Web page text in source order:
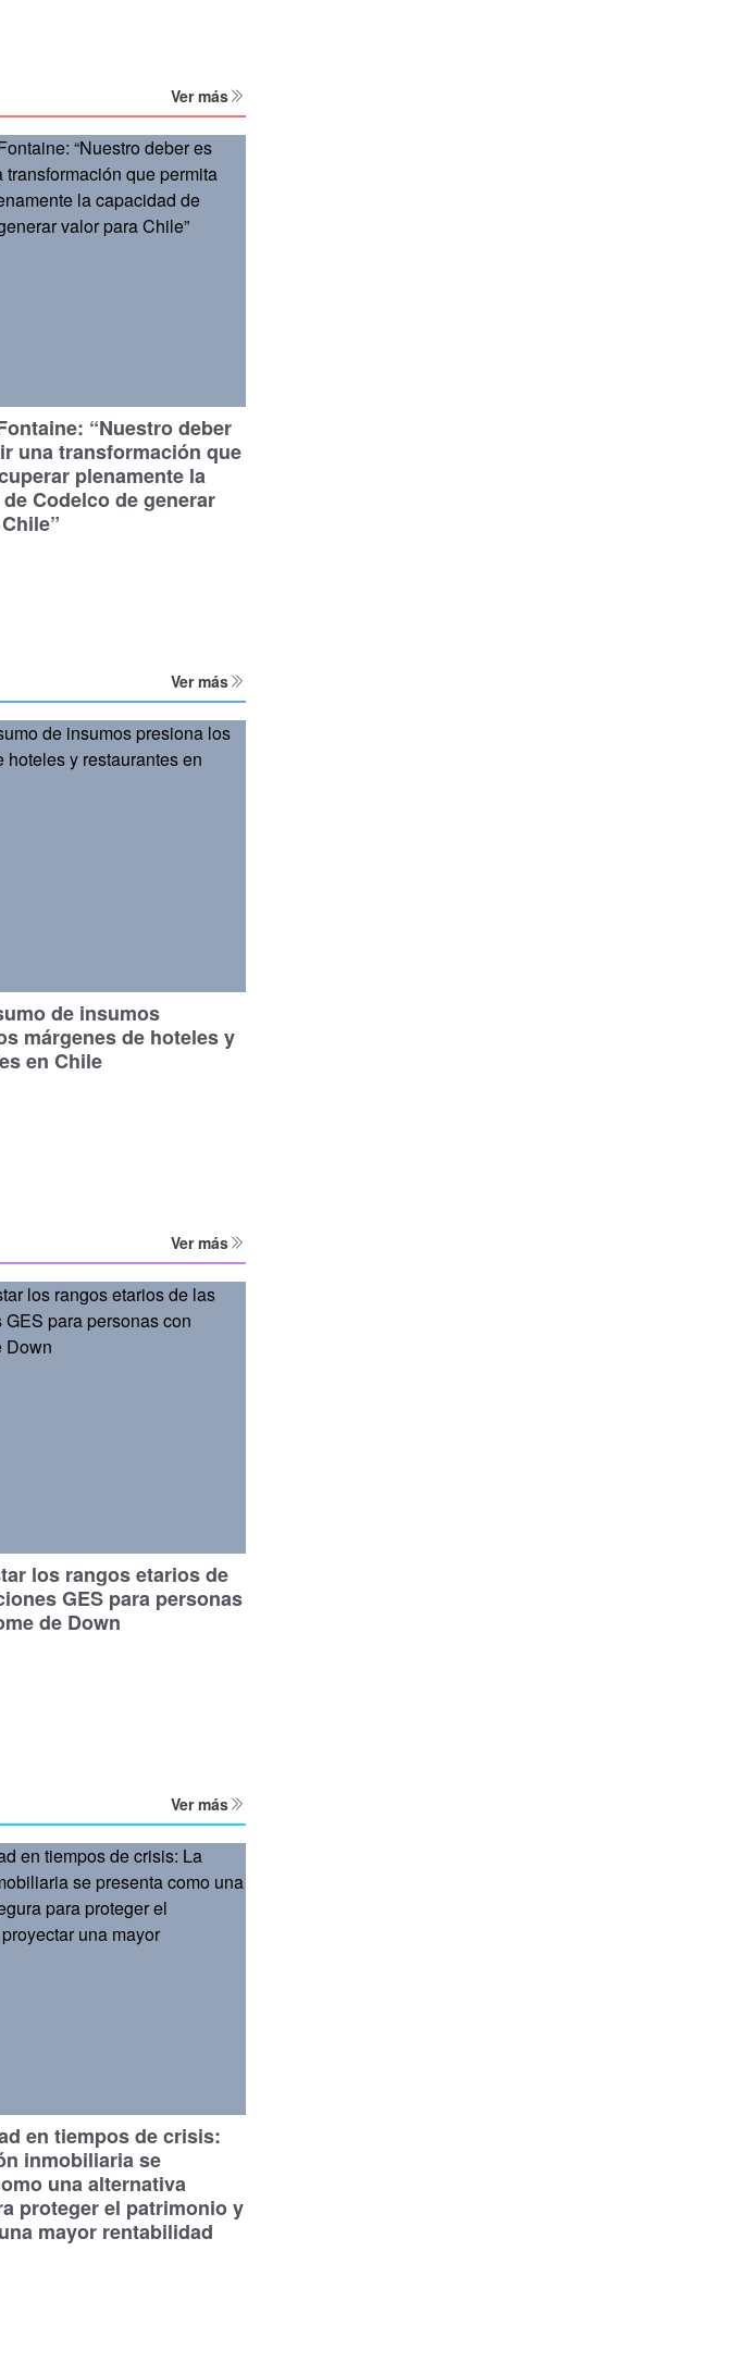
Ver más
“Nuestro deber
una transformación que
plenamente la
Codelco de generar
Ver más
de insumos
márgenes de hoteles y
en Chile
Ver más
los rangos etarios de
GES para personas
de Down
Ver más
en tiempos de crisis:
inmobiliaria se
una alternativa
proteger el patrimonio y
mayor rentabilidad